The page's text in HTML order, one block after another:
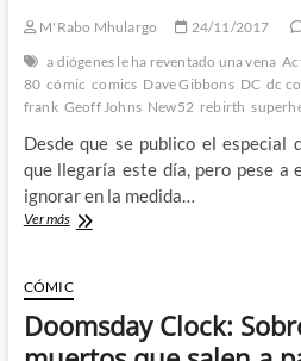
M'Rabo Mhulargo 24/11/2017
a diógenes le ha reventado una vena
80 cómic comics Dave Gibbons DC dc
frank Geoff Johns New52 rebirth
Desde que se publico el especial
que llegaría este día, pero pese a
ignorar en la medida…
Ver másDoomsday
La
secuela
de
Watchmen
CÓMIC
Doomsday Clock: